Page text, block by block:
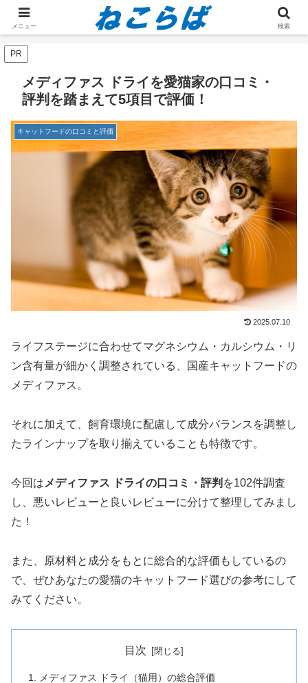
キャットフードの口コミと評価
PR
メディファス ドライを愛猫家の口コミ・
評判を踏まえて5項目で評価！
キャットフードの口コミと評価
2025.07.10
ライフステージに合わせてマグネシウム・カルシウム・リ
ン含有量が細かく調整されている、国産キャットフードの
メディファス。
それに加えて、飼育環境に配慮して成分バランスを調整し
たラインナップを取り揃えていることも特徴です。
今回は メディファス ドライの口コミ・評判 を102件調査
し、悪いレビューと良いレビューに分けて整理してみまし
た！
また、原材料と成分をもとに総合的な評価もしているの
で、ぜひあなたの愛猫のキャットフード選びの参考にして
みてください。
目次
メディファス ドライ（猫用）の総合評価
メニュー 検索